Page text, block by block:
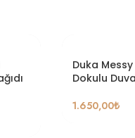
Duka
Dokulu
1.650,00₺